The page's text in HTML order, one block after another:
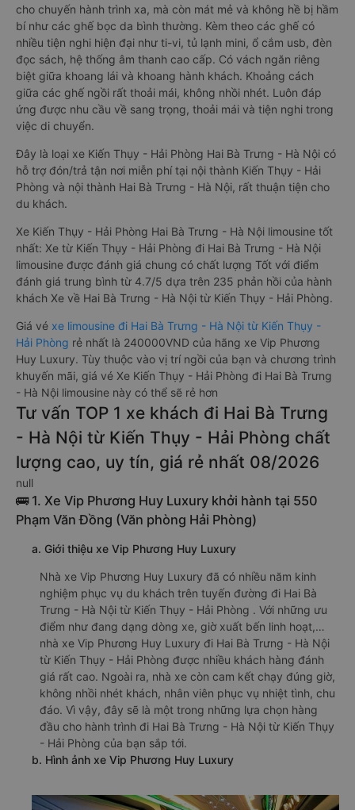
cho chuyến hành trình xa, mà còn mát mẻ và không hề bị hầm
bí như các ghế bọc da bình thường. Kèm theo các ghế có
nhiều tiện nghi hiện đại như ti-vi, tủ lạnh mini, ổ cắm usb, đèn
đọc sách, hệ thống âm thanh cao cấp. Có vách ngăn riêng
biệt giữa khoang lái và khoang hành khách. Khoảng cách
giữa các ghế ngồi rất thoải mái, không nhồi nhét. Luôn đáp
ứng được nhu cầu về sang trọng, thoải mái và tiện nghi trong
việc di chuyển.
Đây là loại xe Kiến Thụy - Hải Phòng Hai Bà Trưng - Hà Nội có
hỗ trợ đón/trả tận nơi miễn phí tại nội thành Kiến Thụy - Hải
Phòng và nội thành Hai Bà Trưng - Hà Nội, rất thuận tiện cho
du khách.
Xe Kiến Thụy - Hải Phòng Hai Bà Trưng - Hà Nội limousine tốt
nhất: Xe từ Kiến Thụy - Hải Phòng đi Hai Bà Trưng - Hà Nội
limousine được đánh giá chung có chất lượng Tốt với điểm
đánh giá trung bình từ 4.7/5 dựa trên 235 phản hồi của hành
khách Xe về Hai Bà Trưng - Hà Nội từ Kiến Thụy - Hải Phòng.
Giá vé xe limousine đi Hai Bà Trưng - Hà Nội từ Kiến Thụy -
Hải Phòng rẻ nhất là 240000VND của hãng xe Vip Phương
Huy Luxury. Tùy thuộc vào vị trí ngồi của bạn và chương trình
khuyến mãi, giá vé Xe Kiến Thụy - Hải Phòng đi Hai Bà Trưng
- Hà Nội limousine này có thể sẽ rẻ hơn
Tư vấn TOP 1 xe khách đi Hai Bà Trưng
- Hà Nội từ Kiến Thụy - Hải Phòng chất
lượng cao, uy tín, giá rẻ nhất 08/2026
null
🚌 1. Xe Vip Phương Huy Luxury khởi hành tại 550
Phạm Văn Đồng (Văn phòng Hải Phòng)
a. Giới thiệu xe Vip Phương Huy Luxury
Nhà xe Vip Phương Huy Luxury đã có nhiều năm kinh
nghiệm phục vụ du khách trên tuyến đường đi Hai Bà
Trưng - Hà Nội từ Kiến Thụy - Hải Phòng . Với những ưu
điểm như đang dạng dòng xe, giờ xuất bến linh hoạt,…
nhà xe Vip Phương Huy Luxury đi Hai Bà Trưng - Hà Nội
từ Kiến Thụy - Hải Phòng được nhiều khách hàng đánh
giá rất cao. Ngoài ra, nhà xe còn cam kết chạy đúng giờ,
không nhồi nhét khách, nhân viên phục vụ nhiệt tình, chu
đáo. Vì vậy, đây sẽ là một trong những lựa chọn hàng
đầu cho hành trình đi Hai Bà Trưng - Hà Nội từ Kiến Thụy
- Hải Phòng của bạn sắp tới.
b. Hình ảnh xe Vip Phương Huy Luxury